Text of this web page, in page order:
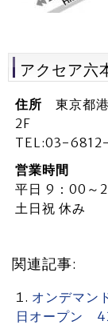
アクセア六
住所 東京都
2F
TEL:03-
営業時間
平日 9：00～
土日祝 休み
関連記事:
オンデマン
日オープン